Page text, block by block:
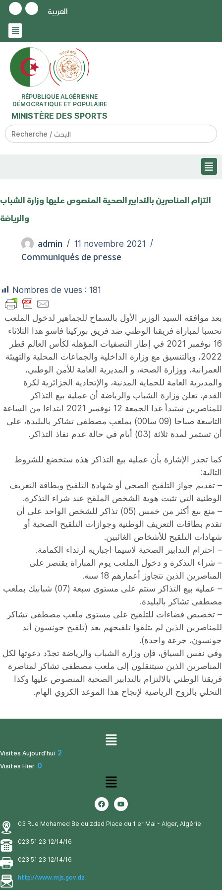
العربية
RÉPUBLIQUE ALGÉRIENNE
DÉMOCRATIQUE ET POPULAIRE
MINISTÈRE DES SPORTS
Search
for:
التزام المناصرين بالتدابير الصحية المنصوص عليها وزارة الشباب
والرياضة
admin 11 novembre 2021
Communiqués de presse
Nombres de vues : 181
بعد موافقة السيد الوزير الأول بالسماح للجماهير لدخول الملعب
تحسبا لمباراة فريقنا الوطني ضد فريق بوركينا فاسو هذا الثلاثاء
16 نوفمبر 2021 في إطار التصفيات المؤهلة لكأس العالم قطر
2022، وبالتنسيق مع وزارة الداخلية والجماعات المحلية والتهيئة
العمرانية، ووزارة الصحة، و المديرية العامة للأمن الوطني،
والمديرية العامة للحماية المدنية، والإتحادية الجزائرية لكرة
القدم، تعلن وزارة الشباب والرياضة أن عملية بيع التذاكر
للمناصرين ستبدأ غدا الجمعة 12 نوفمبر 2021 ابتداءا من الساعة
التاسعة صباحا (09 سا00) بملعب مصطفى تشاكر بالبليدة، على
أن تستمر لمدة ثلاثة (03) أيام في حالة عدم نفاذ التذاكر.
كما تجدر الإشارة بأن عملية بيع التذاكر هذه ستخضع للشروط
التالية:
– تقديم جواز التلقيح الصحي أو شهادة التلقيح وبطاقة التعريف
الوطنية التي تثبت هوية الشخص الملقح عند شراء التذكرة.
– منع بيع أكثر من خمس (05) تذاكر للشخص الواحد على أن
تقدم بطاقات التعريف الوطنية وجوازات التلقيح الصحية أو
شهادات التلقيح للأشخاص الغائبين.
– احترام التدابير الصحية لاسيما اجبارية ارتداء الكمامة.
– شراء التذكرة و دخول الملعب يوم المباراة يقتصر على
المناصرين الذين تتجاوز أعمارهم 18 سنة.
– عملية بيع التذاكر ستتم على مستوى سبعة (07) شبابيك بملعب
مصطفى تشاكر بالبليدة.
– تخصيص فضاءات للتلقيح على مستوى ملعب مصطفى تشاكر
للمناصرين الذين لم يتلقوا تلقيحهم بعد (تلقيح جونسون أند
جونسون، جرعة واحدة).
وفي نفس السياق، فإن وزارة الشباب والرياضة تجدّد دعوتها لكل
المناصرين الذين سيتنقلون إلى ملعب مصطفى تشاكر لمناصرة
فريقنا الوطني بالالتزام بالتدابير الصحية المنصوص عليها وكذا
التحلي بالروح الرياضية لإنجاح هذا الموعد الكروي الهام.
03 Rue Mohamed Belouizdad Place du 1 er Mai - Alger, Algérie
023 51 23 12/14/16
023 51 23 12/14/16
http://www.mjs.gov.dz
Visites Aujourd'hui 2
Visites Hier 0